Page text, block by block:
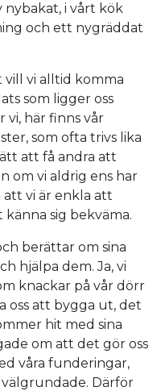
nybakat, i vårt kök
och ett nygräddat
vill vi alltid komma
som ligger oss
vi, här finns vår
som ofta trivs lika
att få andra att
om vi aldrig ens har
vi är enkla att
sig bekväma.
berättar om sina
hjälpa dem. Ja, vi
knackar på vår dörr
oss att bygga ut, det
hit med sina
om att det gör oss
våra funderingar,
Därför